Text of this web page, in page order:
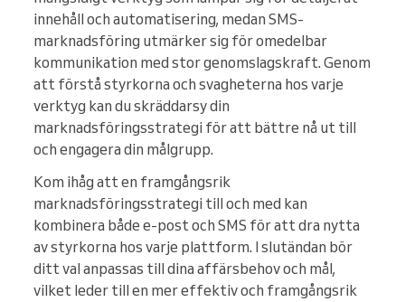
innehåll och automatisering, medan SMS-
marknadsföring utmärker sig för omedelbar
kommunikation med stor genomslagskraft. Genom
att förstå styrkorna och svagheterna hos varje
verktyg kan du skräddarsy din
marknadsföringsstrategi för att bättre nå ut till
och engagera din målgrupp.
Kom ihåg att en framgångsrik
marknadsföringsstrategi till och med kan
kombinera både e-post och SMS för att dra nytta
av styrkorna hos varje plattform. I slutändan bör
ditt val anpassas till dina affärsbehov och mål,
vilket leder till en mer effektiv och framgångsrik